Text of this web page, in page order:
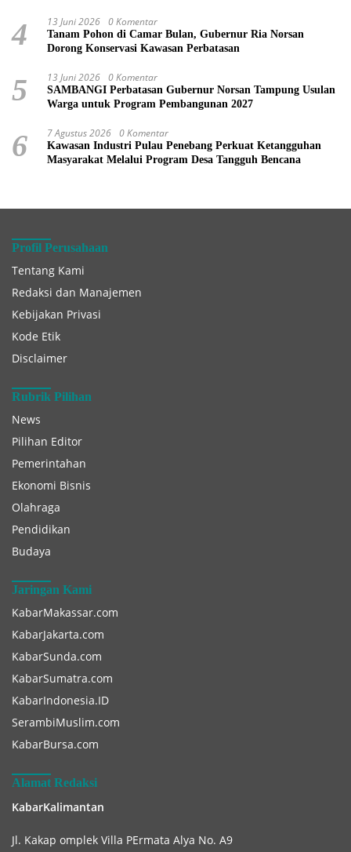
4 13 Juni 2026 0 Komentar
Tanam Pohon di Camar Bulan, Gubernur Ria Norsan
Dorong Konservasi Kawasan Perbatasan
5 13 Juni 2026 0 Komentar
SAMBANGI Perbatasan Gubernur Norsan Tampung Usulan
Warga untuk Program Pembangunan 2027
6 7 Agustus 2026 0 Komentar
Kawasan Industri Pulau Penebang Perkuat Ketangguhan
Masyarakat Melalui Program Desa Tangguh Bencana
Profil Perusahaan
Tentang Kami
Redaksi dan Manajemen
Kebijakan Privasi
Kode Etik
Disclaimer
Rubrik Pilihan
News
Pilihan Editor
Pemerintahan
Ekonomi Bisnis
Olahraga
Pendidikan
Budaya
Jaringan Kami
KabarMakassar.com
KabarJakarta.com
KabarSunda.com
KabarSumatra.com
KabarIndonesia.ID
SerambiMuslim.com
KabarBursa.com
Alamat Redaksi
KabarKalimantan
Jl. Kakap omplek Villa PErmata Alya No. A9